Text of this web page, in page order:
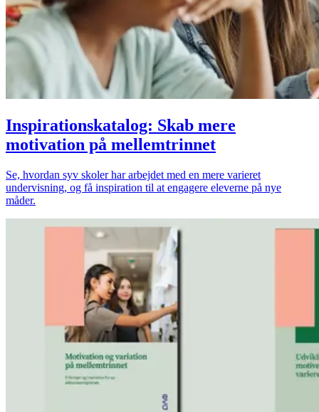
Inspirationskatalog: Skab mere
motivation på mellemtrinnet
Se, hvordan syv skoler har arbejdet med en mere varieret
undervisning, og få inspiration til at engagere eleverne på nye
måder.